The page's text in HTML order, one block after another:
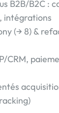
B2B/B2C :
intégrations
(→ 8) &
CRM,